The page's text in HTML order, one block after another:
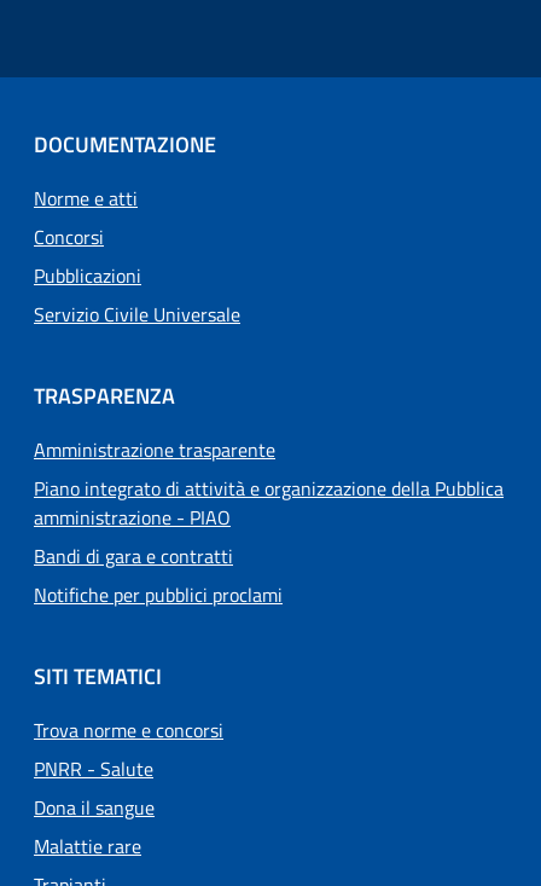
DOCUMENTAZIONE
Norme e atti
Concorsi
Pubblicazioni
Servizio Civile Universale
TRASPARENZA
Amministrazione trasparente
Piano integrato di attività e organizzazione della Pubblica
amministrazione - PIAO
Bandi di gara e contratti
Notifiche per pubblici proclami
SITI TEMATICI
Trova norme e concorsi
PNRR - Salute
Dona il sangue
Malattie rare